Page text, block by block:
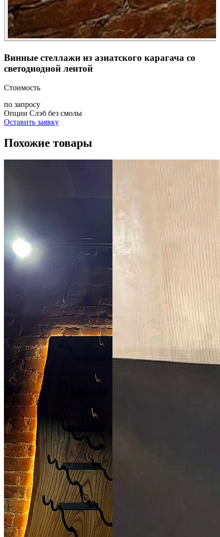
Винные стеллажи из азиатского карагача со
светодиодной лентой
Стоимость
по запросу
Опции Слэб без смолы
Оставить заявку
Похожие товары